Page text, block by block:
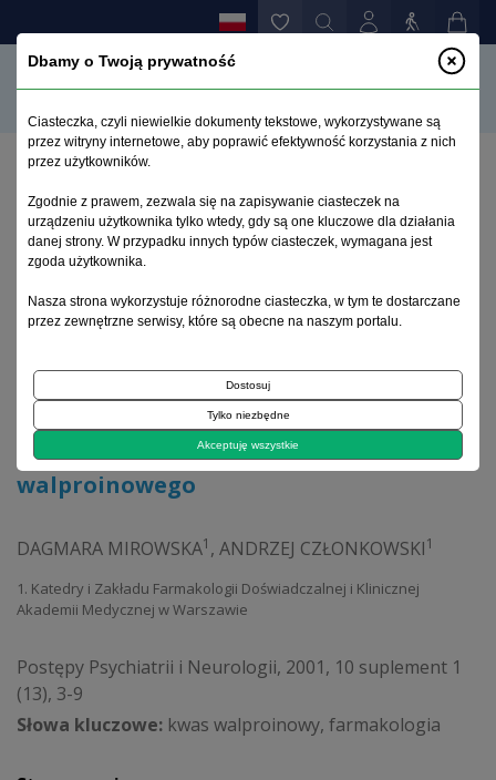
Właściwości farmakologiczne kwasu walproinowego
Archiwum 1992–2014
Właściwości farmakologiczne kwasu
walproinowego
DAGMARA MIROWSKA1 , ANDRZEJ CZŁONKOWSKI1
1. Katedry i Zakładu Farmakologii Doświadczalnej i Klinicznej
Akademii Medycznej w Warszawie
Postępy Psychiatrii i Neurologii, 2001, 10 suplement 1
(13), 3-9
Słowa kluczowe: kwas walproinowy, farmakologia
Dbamy o Twoją prywatność
Ciasteczka, czyli niewielkie dokumenty tekstowe, wykorzystywane są
przez witryny internetowe, aby poprawić efektywność korzystania z nich
przez użytkowników.
Zgodnie z prawem, zezwala się na zapisywanie ciasteczek na
urządzeniu użytkownika tylko wtedy, gdy są one kluczowe dla działania
danej strony. W przypadku innych typów ciasteczek, wymagana jest
zgoda użytkownika.
Nasza strona wykorzystuje różnorodne ciasteczka, w tym te dostarczane
przez zewnętrzne serwisy, które są obecne na naszym portalu.
Dostosuj
Tylko niezbędne
Akceptuję wszystkie